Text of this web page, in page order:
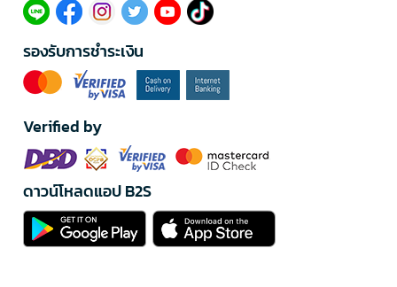
รองรับการชำระเงิน
Verified by
ดาวน์โหลดแอป B2S